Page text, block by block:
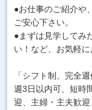
●お仕事のご紹介や
ご安心下さい。
●まずは見学してみ
い！など、お気軽に
「シフト制、完全
週3日以内可、短時
迎、主婦・主夫歓迎